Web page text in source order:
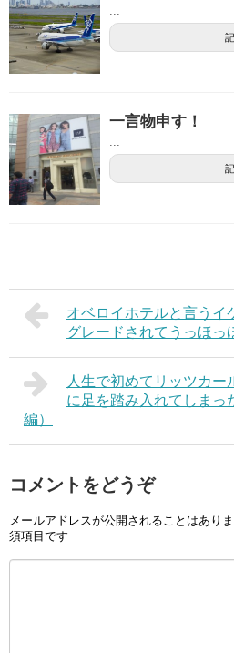
一言物申す！
オベロイホテルと言うイ
グレードされてうっほっ
人生で初めてリッツカー
に足を踏み入れてしまっ
編）
コメントをどうぞ
メールアドレスが公開されることはありま
須項目です